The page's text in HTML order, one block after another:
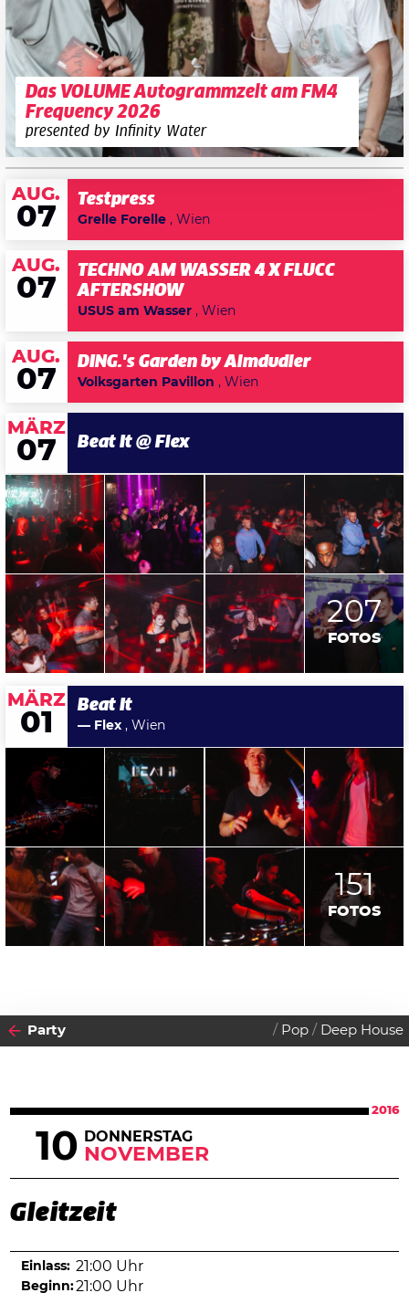
Das VOLUME Autogrammzelt am FM4
Frequency 2026
presented by Infinity Water
AUG.
07
Testpress
Grelle Forelle , Wien
AUG.
07
TECHNO AM WASSER 4 X FLUCC
AFTERSHOW
USUS am Wasser , Wien
AUG.
07
DING.'s Garden by Almdudler
Volksgarten Pavillon , Wien
MÄRZ
07 Beat It @ Flex
207
FOTOS
MÄRZ
01
Beat It
— Flex , Wien
151
FOTOS
Party Pop Deep House
2016
10 DONNERSTAG
NOVEMBER
Gleitzeit
Einlass: 21:00 Uhr
Beginn:21:00 Uhr